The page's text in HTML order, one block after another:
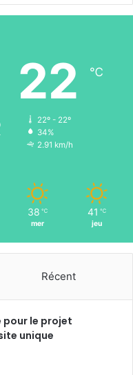
22 ℃
22º - 22º
34%
2.91 km/h
38 ℃
mer
41 ℃
jeu
Récent
pour le projet
unique